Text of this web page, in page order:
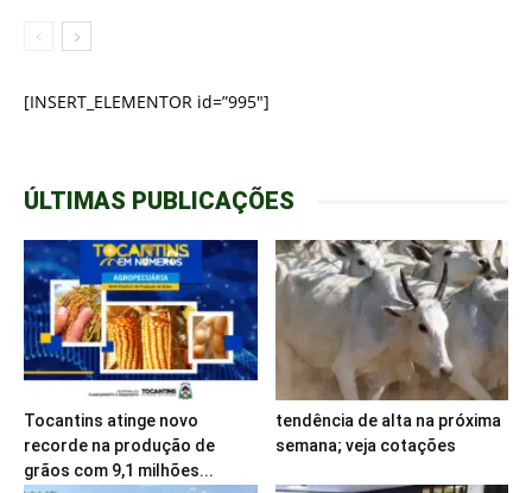
[INSERT_ELEMENTOR id=”995″]
ÚLTIMAS PUBLICAÇÕES
Tocantins atinge novo
recorde na produção de
grãos com 9,1 milhões...
tendência de alta na próxima
semana; veja cotações